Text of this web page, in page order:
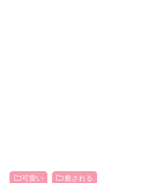
可愛い 癒される